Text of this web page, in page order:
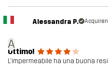
A
Alessandra P.
Ottimo!
L'impermeabile ha una buona